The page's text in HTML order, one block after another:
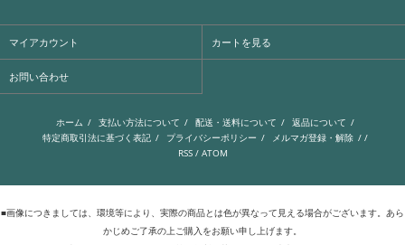
マイアカウント カートを見る
お問い合わせ
ホーム / 支払い方法について / 配送・送料について / 返品について /
特定商取引法に基づく表記 / プライバシーポリシー / メルマガ登録・解除 / /
RSS/ ATOM
■画像につきましては、環境等により、実際の商品とは色が異なって見える場合がございます。あら
かじめご了承の上ご購入をお願い申し上げます。